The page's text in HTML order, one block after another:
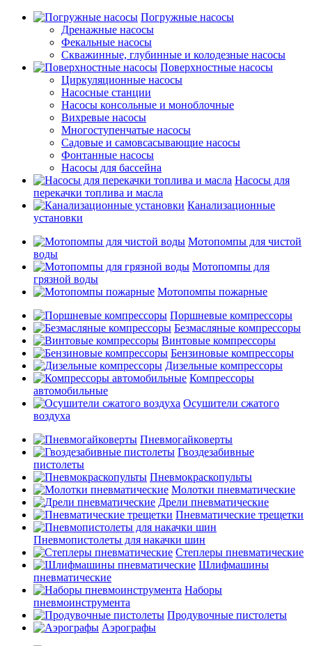
Погружные насосы
Дренажные насосы
Фекальные насосы
Скважинные, глубинные и колодезные насосы
Поверхностные насосы
Циркуляционные насосы
Насосные станции
Насосы консольные и моноблочные
Вихревые насосы
Многоступенчатые насосы
Садовые и самовсасывающие насосы
Фонтанные насосы
Насосы для бассейна
Насосы для
перекачки топлива и масла
Канализационные
установки
Мотопомпы для чистой
воды
Мотопомпы для
грязной воды
Мотопомпы пожарные
Поршневые компрессоры
Безмасляные компрессоры
Винтовые компрессоры
Бензиновые компрессоры
Дизельные компрессоры
Компрессоры
автомобильные
Осушители сжатого
воздуха
Пневмогайковерты
Гвоздезабивные
пистолеты
Пневмокраскопульты
Молотки пневматические
Дрели пневматические
Пневматические трещетки
Пневмопистолеты для накачки шин
Степлеры пневматические
Шлифмашины
пневматические
Наборы
пневмоинструмента
Продувочные пистолеты
Аэрографы